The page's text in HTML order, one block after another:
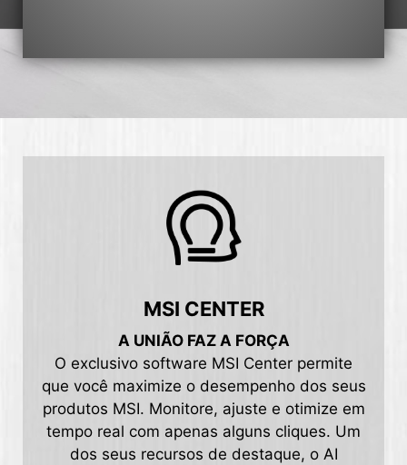
MSI CENTER
A UNIÃO FAZ A FORÇA
O exclusivo software MSI Center permite
que você maximize o desempenho dos seus
produtos MSI. Monitore, ajuste e otimize em
tempo real com apenas alguns cliques. Um
dos seus recursos de destaque, o AI